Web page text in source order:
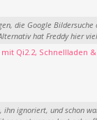
die Google Bildersuche
hat Freddy hier
Qi2.2, Schnellladen &
ignoriert, und schon